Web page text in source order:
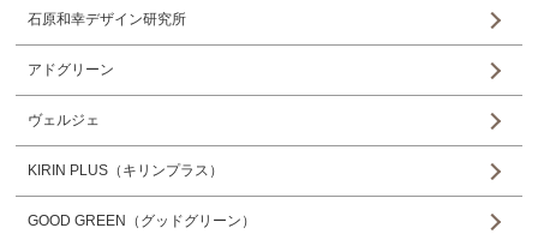
石原和幸デザイン研究所
アドグリーン
ヴェルジェ
KIRIN PLUS（キリンプラス）
GOOD GREEN（グッドグリーン）